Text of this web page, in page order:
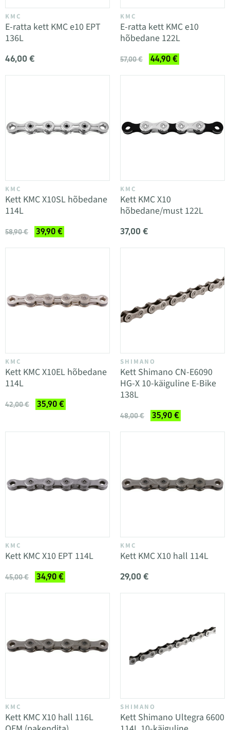
KMC
E-ratta kett KMC e10 EPT
136L
46,00 €
KMC
E-ratta kett KMC e10
hõbedane 122L
57,00 € 44,90 €
KMC
Kett KMC X10SL hõbedane
114L
58,90 € 39,90 €
KMC
Kett KMC X10
hõbedane/must 122L
37,00 €
KMC
Kett KMC X10EL hõbedane
114L
42,00 € 35,90 €
SHIMANO
Kett Shimano CN-E6090
HG-X 10-käiguline E-Bike
138L
48,00 € 35,90 €
KMC
Kett KMC X10 EPT 114L
45,00 € 34,90 €
KMC
Kett KMC X10 hall 114L
29,00 €
KMC
Kett KMC X10 hall 116L
SHIMANO
Kett Shimano Ultegra 6600